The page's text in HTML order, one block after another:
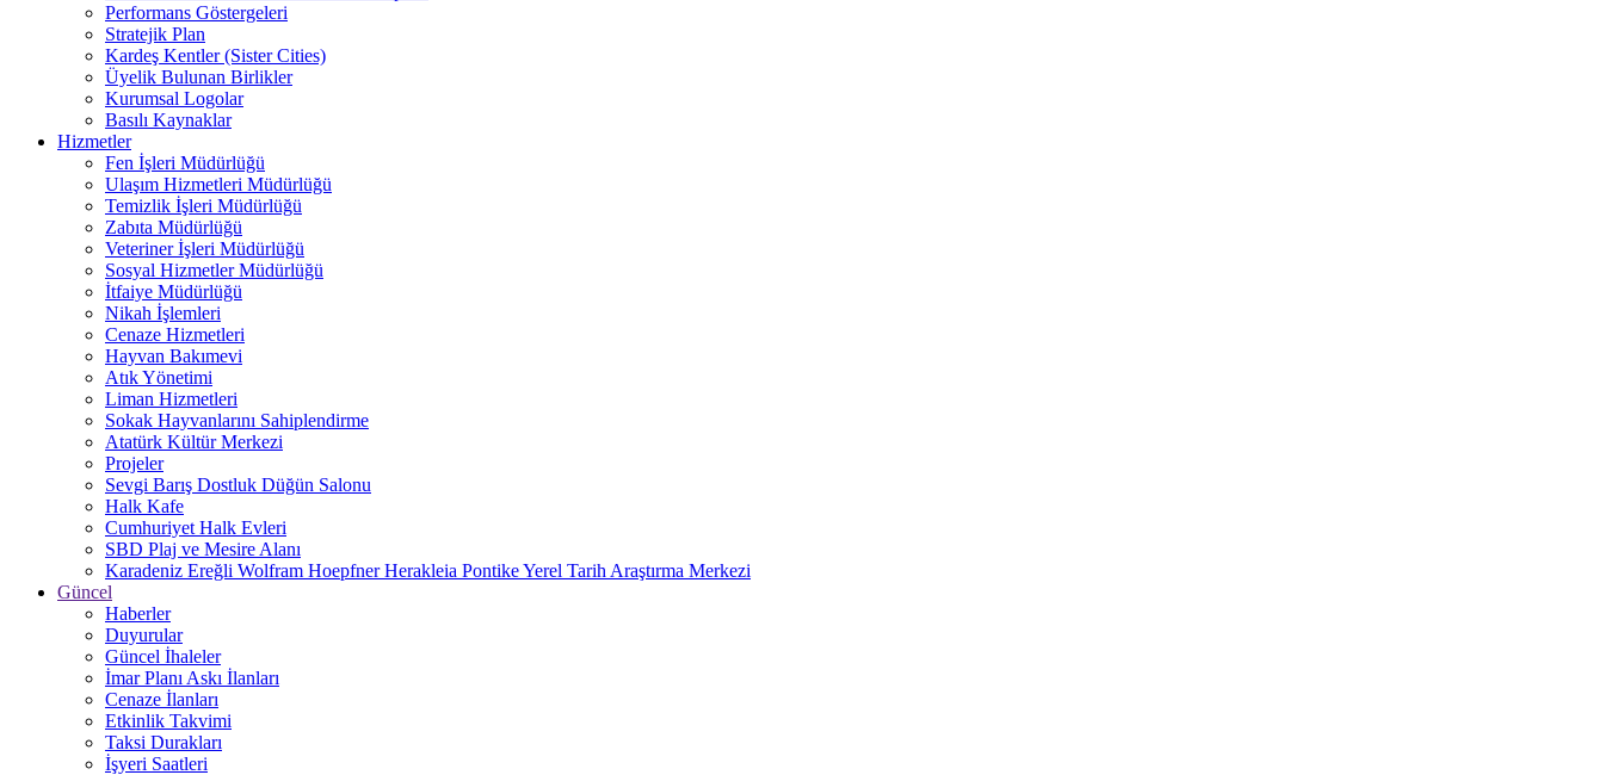
Performans Göstergeleri
Stratejik Plan
Kardeş Kentler (Sister Cities)
Üyelik Bulunan Birlikler
Kurumsal Logolar
Basılı Kaynaklar
Hizmetler
Fen İşleri Müdürlüğü
Ulaşım Hizmetleri Müdürlüğü
Temizlik İşleri Müdürlüğü
Zabıta Müdürlüğü
Veteriner İşleri Müdürlüğü
Sosyal Hizmetler Müdürlüğü
İtfaiye Müdürlüğü
Nikah İşlemleri
Cenaze Hizmetleri
Hayvan Bakımevi
Atık Yönetimi
Liman Hizmetleri
Sokak Hayvanlarını Sahiplendirme
Atatürk Kültür Merkezi
Projeler
Sevgi Barış Dostluk Düğün Salonu
Halk Kafe
Cumhuriyet Halk Evleri
SBD Plaj ve Mesire Alanı
Karadeniz Ereğli Wolfram Hoepfner Herakleia Pontike Yerel Tarih Araştırma Merkezi
Güncel
Haberler
Duyurular
Güncel İhaleler
İmar Planı Askı İlanları
Cenaze İlanları
Etkinlik Takvimi
Taksi Durakları
İşyeri Saatleri